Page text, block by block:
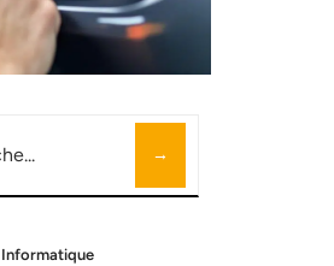
Informatique